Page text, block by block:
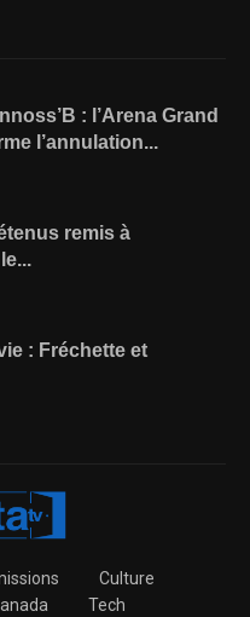
: l’Arena Grand
l’annulation...
remis à
: Fréchette et
Culture
Tech